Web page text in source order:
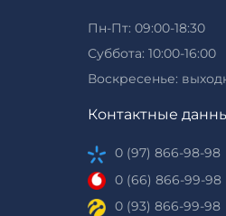
Пн-Пт: 09:00-18:30
Суббота: 10:00-16:00
Воскресенье:
Контактные
0 (97) 866-98-98
0 (66) 866-99-98
0 (93) 866-99-98